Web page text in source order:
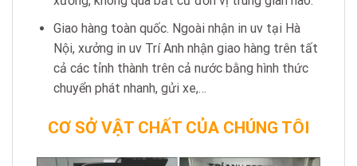
Giao hàng toàn quốc. Ngoài nhận in uv tại Hà
Nội, xưởng in uv Trí Anh nhận giao hàng trên tất
cả các tỉnh thành trên cả nước bằng hình thức
chuyển phát nhanh, gửi xe,…
CƠ SỞ VẬT CHẤT CỦA CHÚNG TÔI